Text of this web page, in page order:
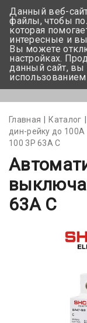
Главная Каталог
дин-рейку до 100А
100 3Р 63А C
63А C
Данный веб-
файлы, чтобы
которая
интересные и
Вы можете
настройках.
данный сайт, вы